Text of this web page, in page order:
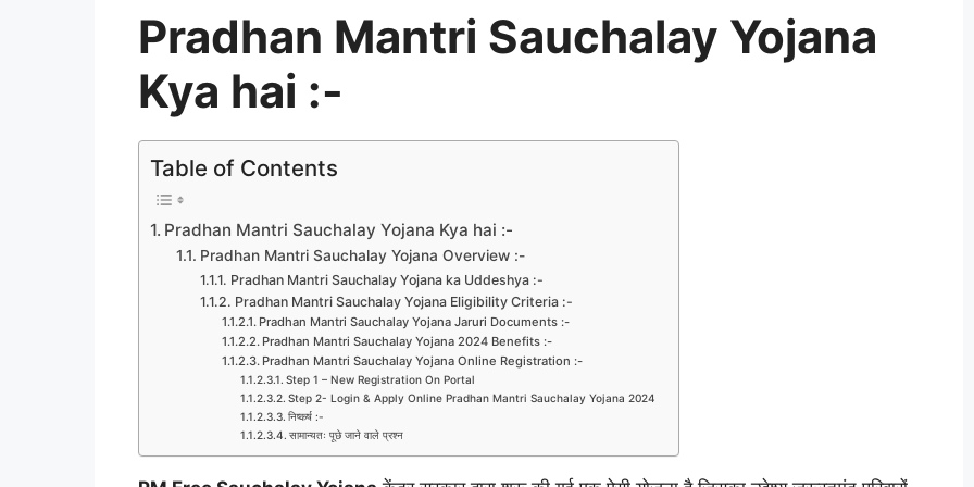
Pradhan Mantri Sauchalay Yojana
Kya hai :-
Table of Contents
Pradhan Mantri Sauchalay Yojana Kya hai :-
Pradhan Mantri Sauchalay Yojana Overview :-
Pradhan Mantri Sauchalay Yojana ka Uddeshya :-
Pradhan Mantri Sauchalay Yojana Eligibility Criteria :-
Pradhan Mantri Sauchalay Yojana Jaruri Documents :-
Pradhan Mantri Sauchalay Yojana 2024 Benefits :-
Pradhan Mantri Sauchalay Yojana Online Registration :-
Step 1 – New Registration On Portal
Step 2- Login & Apply Online Pradhan Mantri Sauchalay Yojana 2024
निष्कर्ष :-
सामान्यतः पूछे जाने वाले प्रश्न